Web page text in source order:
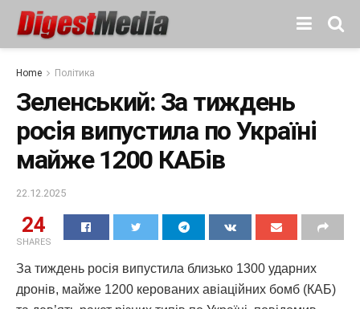
Home Політика
Зеленський: За тиждень
росія випустила по Україні
майже 1200 КАБів
22.12.2025
24
SHARES
За тиждень росія випустила близько 1300 ударних
дронів, майже 1200 керованих авіаційних бомб (КАБ)